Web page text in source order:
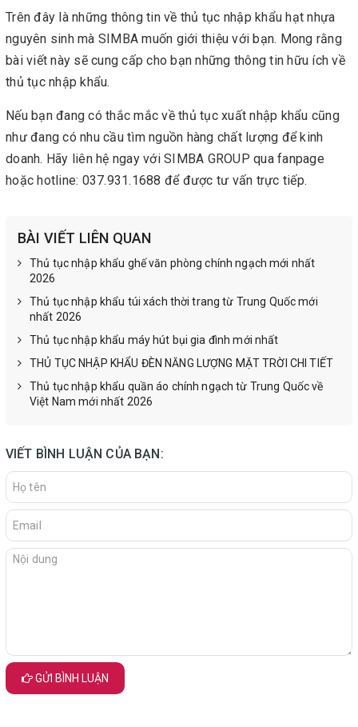
Trên đây là những thông tin về thủ tục nhập khẩu hạt nhựa
nguyên sinh mà SIMBA muốn giới thiệu với bạn. Mong rằng
bài viết này sẽ cung cấp cho bạn những thông tin hữu ích về
thủ tục nhập khẩu.
Nếu bạn đang có thắc mắc về thủ tục xuất nhập khẩu cũng
như đang có nhu cầu tìm nguồn hàng chất lượng để kinh
doanh. Hãy liên hệ ngay với SIMBA GROUP qua fanpage
hoặc hotline: 037.931.1688 để được tư vấn trực tiếp.
BÀI VIẾT LIÊN QUAN
Thủ tục nhập khẩu ghế văn phòng chính ngạch mới nhất
2026
Thủ tục nhập khẩu túi xách thời trang từ Trung Quốc mới
nhất 2026
Thủ tục nhập khẩu máy hút bụi gia đình mới nhất
THỦ TỤC NHẬP KHẨU ĐÈN NĂNG LƯỢNG MẶT TRỜI CHI TIẾT
Thủ tục nhập khẩu quần áo chính ngạch từ Trung Quốc về
Việt Nam mới nhất 2026
VIẾT BÌNH LUẬN CỦA BẠN:
GỬI BÌNH LUẬN